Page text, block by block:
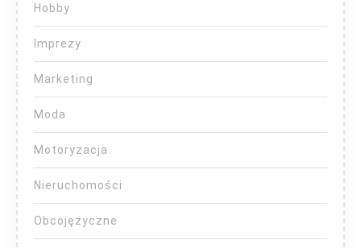
Hobby
Imprezy
Marketing
Moda
Motoryzacja
Nieruchomości
Obcojęzyczne